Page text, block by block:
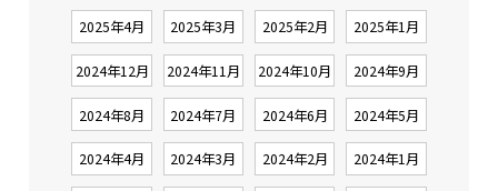
2025年4月 2025年3月 2025年2月 2025年1月
2024年12月 2024年11月 2024年10月 2024年9月
2024年8月 2024年7月 2024年6月 2024年5月
2024年4月 2024年3月 2024年2月 2024年1月